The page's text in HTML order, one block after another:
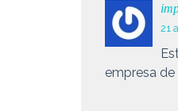
21
empresa de